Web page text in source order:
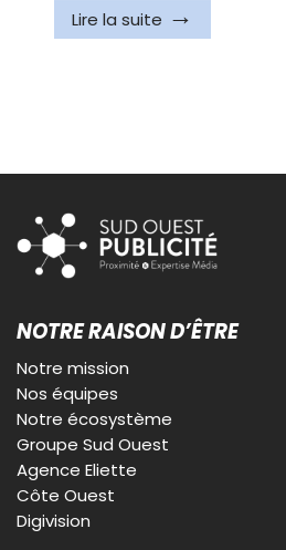
Lire la suite
NOTRE RAISON D’ÊTRE
Notre mission
Nos équipes
Notre écosystème
Groupe Sud Ouest
Agence Eliette
Côte Ouest
Digivision